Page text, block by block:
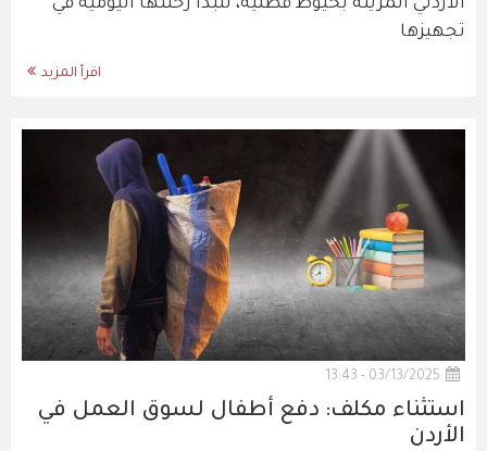
الأردني المزيّنة بخيوط قطنية، لتبدأ رحلتها اليومية في
تجهيزها
اقرأ المزيد
03/13/2025 - 13:43
استثناء مكلف: دفع أطفال لسوق العمل في
الأردن